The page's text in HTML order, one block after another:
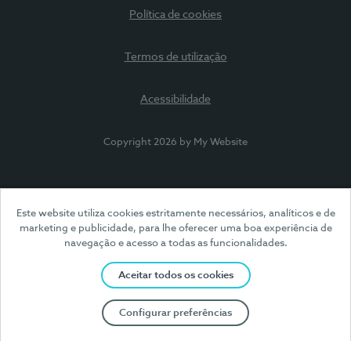
Este website utiliza cookies estritamente necessários, analíticos e de
marketing e publicidade, para lhe oferecer uma boa experiência de
navegação e acesso a todas as funcionalidades.
Aceitar todos os cookies
Configurar preferências
Política de cookies
Termos de utilização
Acessibilidade
Copyright 2026 by My Website